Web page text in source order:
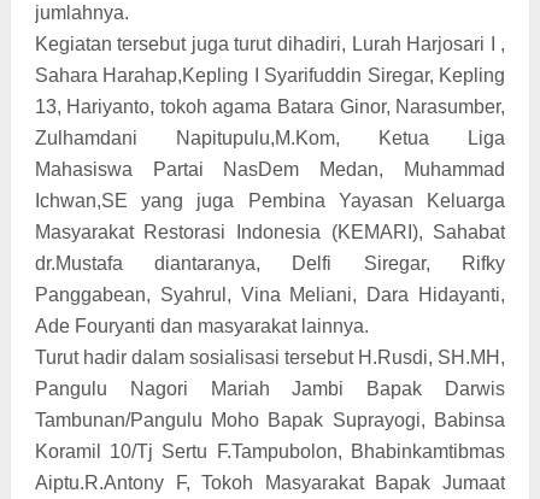
jumlahnya.
Kegiatan tersebut juga turut dihadiri, Lurah Harjosari I ,
Sahara Harahap,Kepling I Syarifuddin Siregar, Kepling
13, Hariyanto, tokoh agama Batara Ginor, Narasumber,
Zulhamdani Napitupulu,M.Kom, Ketua Liga
Mahasiswa Partai NasDem Medan, Muhammad
Ichwan,SE yang juga Pembina Yayasan Keluarga
Masyarakat Restorasi Indonesia (KEMARI), Sahabat
dr.Mustafa diantaranya, Delfi Siregar, Rifky
Panggabean, Syahrul, Vina Meliani, Dara Hidayanti,
Ade Fouryanti dan masyarakat lainnya.
Turut hadir dalam sosialisasi tersebut H.Rusdi, SH.MH,
Pangulu Nagori Mariah Jambi Bapak Darwis
Tambunan/Pangulu Moho Bapak Suprayogi, Babinsa
Koramil 10/Tj Sertu F.Tampubolon, Bhabinkamtibmas
Aiptu.R.Antony F, Tokoh Masyarakat Bapak Jumaat